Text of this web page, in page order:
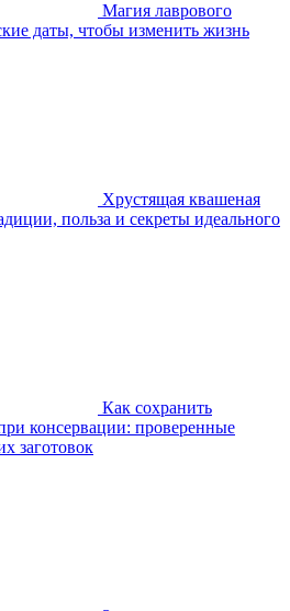
Магия лаврового
даты, чтобы изменить жизнь
Хрустящая квашеная
польза и секреты идеального
Как сохранить
консервации: проверенные
заготовок